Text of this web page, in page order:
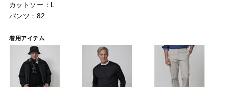
カットソー：L
パンツ：82
着用アイテム